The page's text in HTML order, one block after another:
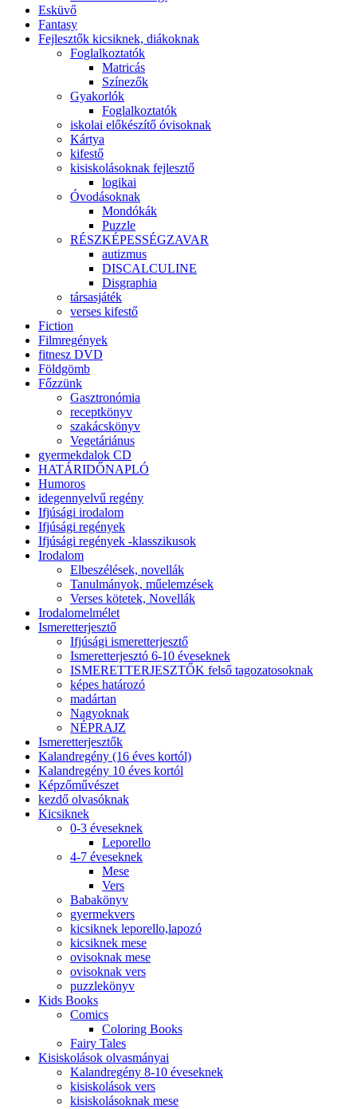
Esküvő
Fantasy
Fejlesztők kicsiknek, diákoknak
Foglalkoztatók
Matricás
Színezők
Gyakorlók
Foglalkoztatók
iskolai előkészítő óvisoknak
Kártya
kifestő
kisiskolásoknak fejlesztő
logikai
Óvodásoknak
Mondókák
Puzzle
RÉSZKÉPESSÉGZAVAR
autizmus
DISCALCULINE
Disgraphia
társasjáték
verses kifestő
Fiction
Filmregények
fitnesz DVD
Földgömb
Főzzünk
Gasztronómia
receptkönyv
szakácskönyv
Vegetáriánus
gyermekdalok CD
HATÁRIDŐNAPLÓ
Humoros
idegennyelvű regény
Ifjúsági irodalom
Ifjúsági regények
Ifjúsági regények -klasszikusok
Irodalom
Elbeszélések, novellák
Tanulmányok, műelemzések
Verses kötetek, Novellák
Irodalomelmélet
Ismeretterjesztő
Ifjúsági ismeretterjesztő
Ismeretterjesztó 6-10 éveseknek
ISMERETTERJESZTŐK felső tagozatosoknak
képes határozó
madártan
Nagyoknak
NÉPRAJZ
Ismeretterjesztők
Kalandregény (16 éves kortól)
Kalandregény 10 éves kortól
Képzőművészet
kezdő olvasóknak
Kicsiknek
0-3 éveseknek
Leporello
4-7 éveseknek
Mese
Vers
Babakönyv
gyermekvers
kicsiknek leporello,lapozó
kicsiknek mese
ovisoknak mese
ovisoknak vers
puzzlekönyv
Kids Books
Comics
Coloring Books
Fairy Tales
Kisiskolások olvasmányai
Kalandregény 8-10 éveseknek
kisiskolások vers
kisiskolásoknak mese